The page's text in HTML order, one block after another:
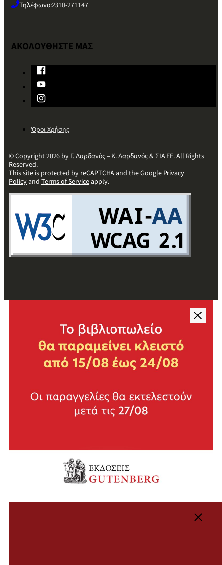
Τηλέφωνο:2310-271147
ΑΚΟΛΟΥΘΗΣΤΕ ΜΑΣ
Όροι Χρήσης
© Copyright 2026 by Γ. Δαρδανός – Κ. Δαρδανός & ΣΙΑ ΕΕ. All Rights
Reserved.
This site is protected by reCAPTCHA and the GooglePrivacy
Policyand Terms of Serviceapply.